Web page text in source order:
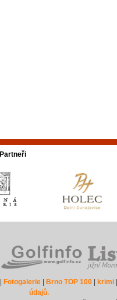
Partneři
Fotogalerie| Brno TOP 100| krimi|
údajů.